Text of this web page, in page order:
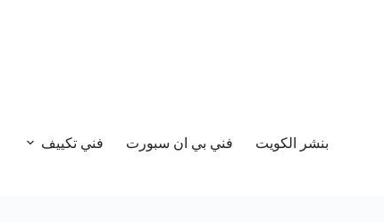
بنشر الكويت فني بي ان سبورت فني تكييف